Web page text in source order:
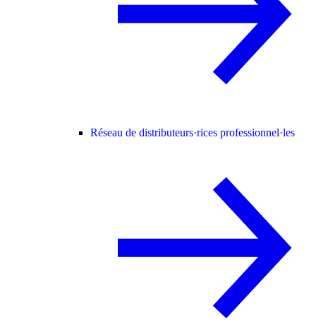
Réseau de distributeurs·rices professionnel·les